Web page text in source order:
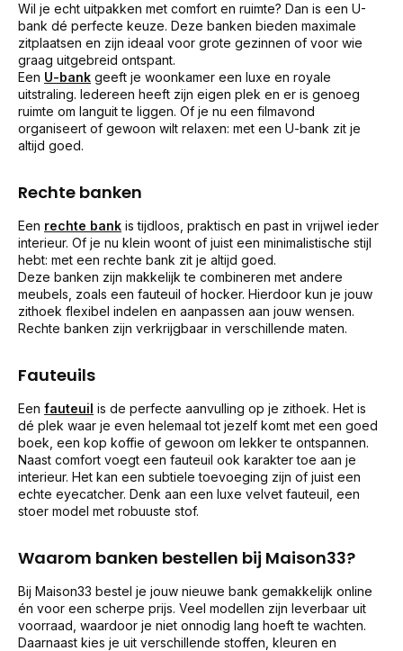
Wil je echt uitpakken met comfort en ruimte? Dan is een U-
bank dé perfecte keuze. Deze banken bieden maximale
zitplaatsen en zijn ideaal voor grote gezinnen of voor wie
graag uitgebreid ontspant.
Een U-bank geeft je woonkamer een luxe en royale
uitstraling. Iedereen heeft zijn eigen plek en er is genoeg
ruimte om languit te liggen. Of je nu een filmavond
organiseert of gewoon wilt relaxen: met een U-bank zit je
altijd goed.
Rechte banken
Een rechte bank is tijdloos, praktisch en past in vrijwel ieder
interieur. Of je nu klein woont of juist een minimalistische stijl
hebt: met een rechte bank zit je altijd goed.
Deze banken zijn makkelijk te combineren met andere
meubels, zoals een fauteuil of hocker. Hierdoor kun je jouw
zithoek flexibel indelen en aanpassen aan jouw wensen.
Rechte banken zijn verkrijgbaar in verschillende maten.
Fauteuils
Een fauteuil is de perfecte aanvulling op je zithoek. Het is
dé plek waar je even helemaal tot jezelf komt met een goed
boek, een kop koffie of gewoon om lekker te ontspannen.
Naast comfort voegt een fauteuil ook karakter toe aan je
interieur. Het kan een subtiele toevoeging zijn of juist een
echte eyecatcher. Denk aan een luxe velvet fauteuil, een
stoer model met robuuste stof.
Waarom banken bestellen bij Maison33?
Bij Maison33 bestel je jouw nieuwe bank gemakkelijk online
én voor een scherpe prijs. Veel modellen zijn leverbaar uit
voorraad, waardoor je niet onnodig lang hoeft te wachten.
Daarnaast kies je uit verschillende stoffen, kleuren en